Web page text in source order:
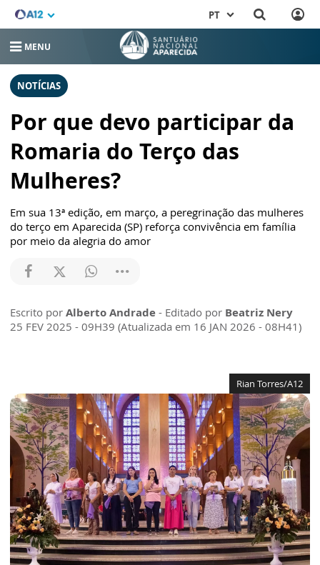
PT
MENU
NOTÍCIAS
Por que devo participar da
Romaria do Terço das
Mulheres?
Em sua 13ª edição, em março, a peregrinação das mulheres
do terço em Aparecida (SP) reforça convivência em família
por meio da alegria do amor
Escrito por Alberto Andrade - Editado por Beatriz Nery
25 FEV 2025 - 09H39 (Atualizada em 16 JAN 2026 - 08H41)
Rian Torres/A12